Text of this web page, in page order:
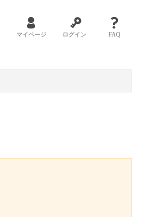
マイページ ログイン FAQ